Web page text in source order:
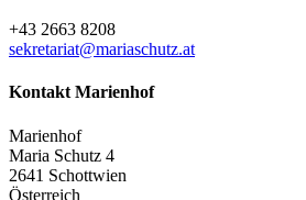
+43 2663 8208
sekretariat@mariaschutz.at
Kontakt Marienhof
Marienhof
Maria Schutz 4
2641 Schottwien
Österreich